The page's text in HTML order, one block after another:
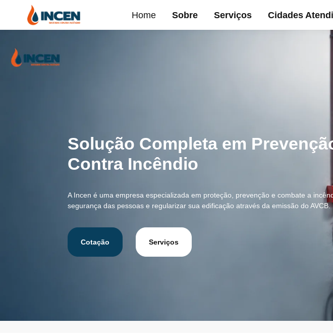
Home Sobre Serviços Cidades
Solução Completa em
Contra Incêndio
A Incen é uma empresa especializada em proteção, prevenção e combate a
segurança das pessoas e regularizar sua edificação através da emissão do AVCB.
Cotação Serviços